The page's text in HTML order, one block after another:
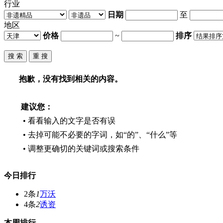
行业
日期
至
地区
价格
~ 排序
抱歉，没有找到相关的内容。
建议您：
• 看看输入的文字是否有误
• 去掉可能不必要的字词，如“的”、“什么”等
• 调整更确切的关键词或搜索条件
今日排行
2条1万沃
4条2诱资